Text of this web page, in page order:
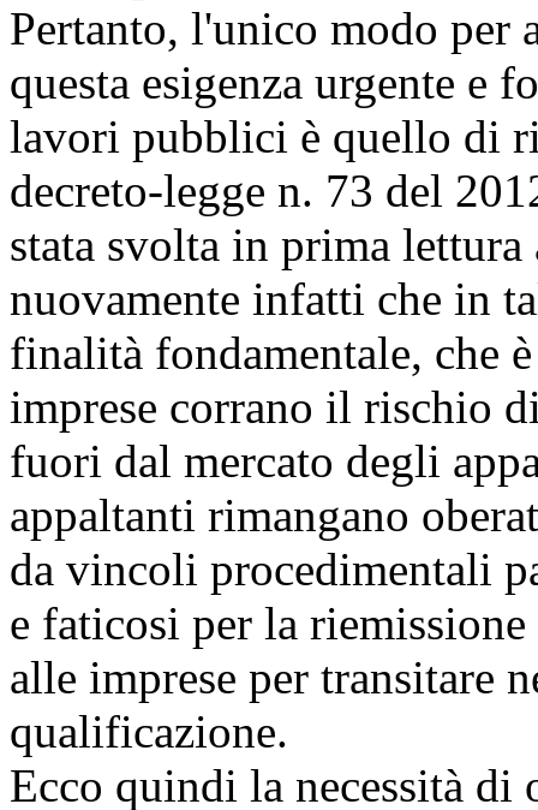
Pertanto, l'unico modo per
questa esigenza urgente e
lavori pubblici è quello di
decreto-legge n. 73 del
stata svolta in prima
nuovamente infatti che in
finalità fondamentale, che
imprese corrano il rischio
fuori dal mercato degli
appaltanti rimangano
da vincoli procedimentali
e faticosi per la
alle imprese per transitare
qualificazione.
Ecco quindi la necessità di